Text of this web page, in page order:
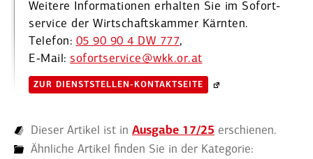
Weitere Infor­ma­tionen erhalten Sie im Sofort­
service der Wirtschafts­kammer Kärnten.
Telefon: 05 90 90 4 DW 777,
E‑Mail: sofortservice@​wkk.​or.​at
ZUR DIENST­STELLEN-KONTAKT­SEITE
Dieser Artikel ist in Ausgabe 17/25 erschienen.
Ähnliche Artikel finden Sie in der Kategorie: